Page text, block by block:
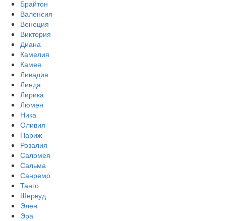
Брайтон
Валенсия
Венеция
Виктория
Диана
Камелия
Камея
Ливадия
Линда
Лирика
Люмен
Ника
Оливия
Париж
Розалия
Саломея
Сальма
Санремо
Танго
Шервуд
Элен
Эра